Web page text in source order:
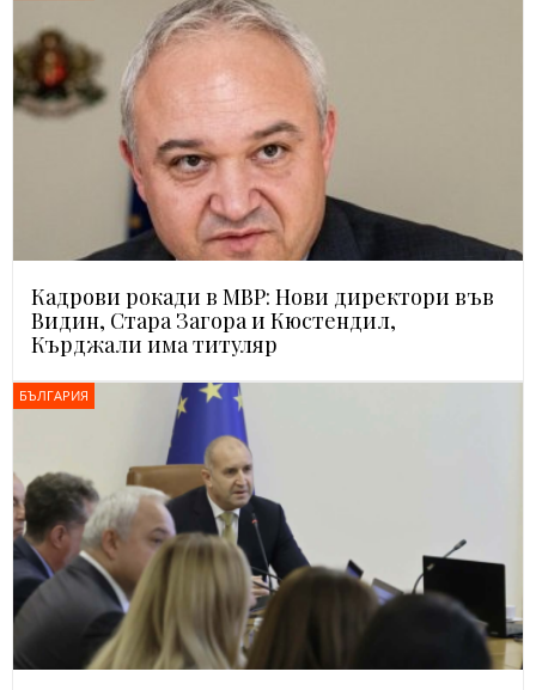
Кадрови рокади в МВР: Нови директори във
Видин, Стара Загора и Кюстендил,
Кърджали има титуляр
БЪЛГАРИЯ